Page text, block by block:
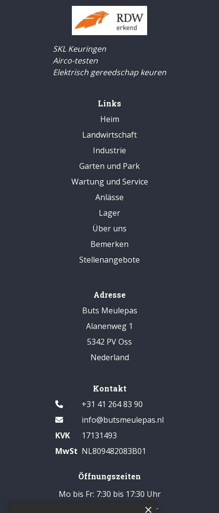
SKL Keuringen
Airco-testen
Elektrisch gereedschap keuren
Links
Heim
Landwirtschaft
Industrie
Garten und Park
Wartung und Service
Anlässe
Lager
Über uns
Bemerken
Stellenangebote
Adresse
Buts Meulepas
Alanenweg 1
5342 PV Oss
Nederland
Kontakt
+31 41 264 83 90
info@butsmeulepas.nl
KVK
17131493
MwSt NL809482083B01
Öffnungszeiten
Mo bis Fr: 7:30 bis 17:30 Uhr
Samstag: 8:00 bis 14:00 Uhr
×